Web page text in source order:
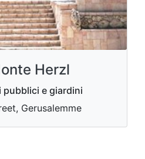
Herzl
pubblici e giardini
Gerusalemme